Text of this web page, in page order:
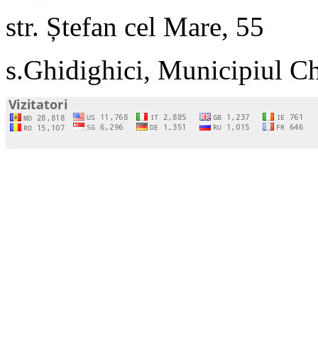
str. Ștefan cel Mare, 55
s.Ghidighici, Municipiul